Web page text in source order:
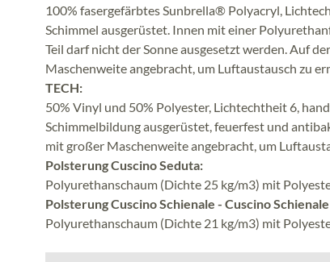
100% fasergefärbtes Sunbrella® Polyacryl,
Schimmel ausgerüstet. Innen mit einer
Teil darf nicht der Sonne ausgesetzt werden. Auf
Maschenweite angebracht, um Luftaustausch zu
TECH:
50% Vinyl und 50% Polyester, Lichtechtheit 6,
Schimmelbildung ausgerüstet, feuerfest und
mit großer Maschenweite angebracht, um
Polsterung Cuscino Seduta:
Polyurethanschaum (Dichte 25 kg/m3) mit
Polsterung Cuscino Schienale - Cuscino
Polyurethanschaum (Dichte 21 kg/m3) mit